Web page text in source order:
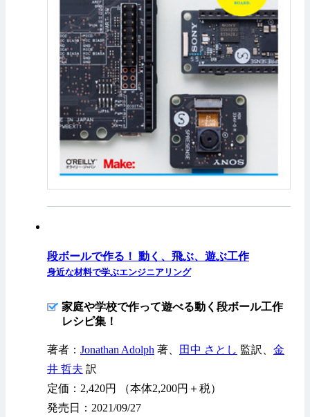
段ボールで作る！ 動く、飛ぶ、遊ぶ工作
身近な材料で学ぶエンジニアリング
家庭や学校で作って遊べる動く段ボール工作
レシピ集！
著者： Jonathan Adolph 著、 田中 さとし 監訳、 金
井 哲夫 訳
定価：2,420円 （本体2,200円＋税）
発売日：2021/09/27